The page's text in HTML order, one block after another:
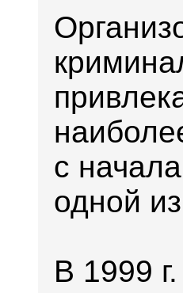
с
одной
В 1999